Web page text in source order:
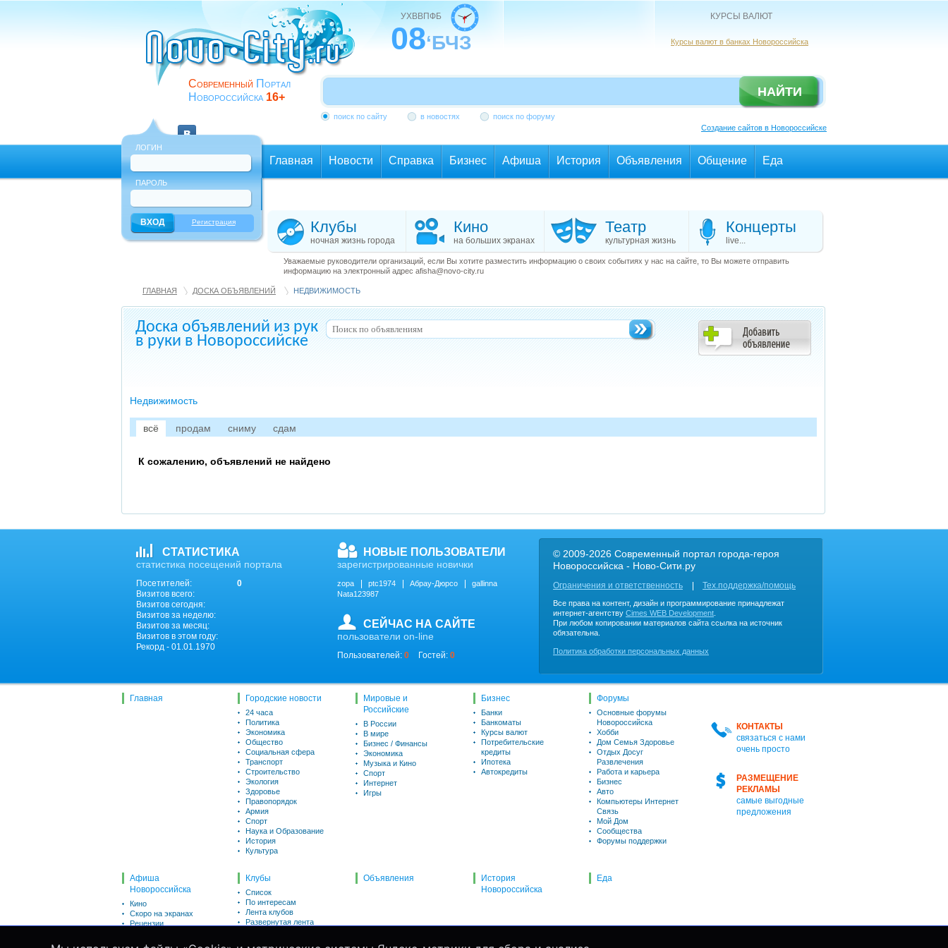
Современный Портал
Новороссийска 16+
УХВВПФБ
08‘БЧЗ
КУРСЫ ВАЛЮТ
Курсы валют в банках Новороссийска
поиск по сайту в новостях
поиск по форуму
Создание сайтов в Новороссийске
ЛОГИН
ПАРОЛЬ
Регистрация
Главная Новости Справка Бизнес Афиша История Объявления Общение Еда
Клубы
ночная жизнь города
Кино
на больших экранах
Театр
культурная жизнь
Концерты
live...
Уважаемые руководители организаций, если Вы хотите разместить информацию о своих событиях у нас на сайте, то Вы можете отправить
информацию на электронный адрес afisha@novo-city.ru
ГЛАВНАЯ ДОСКА ОБЪЯВЛЕНИЙ НЕДВИЖИМОСТЬ
Доска объявлений из рук
в руки в Новороссийске
Недвижимость
всё продам сниму сдам
К сожалению, объявлений не найдено
© 2009-2026 Современный портал города-героя
Новороссийска - Ново-Сити.ру
Ограничения и ответственность Тех.поддержка/помощь
Все права на контент, дизайн и программирование принадлежат
интернет-агентству Cimes WEB Development
При любом копировании материалов сайта ссылка на источник
обязательна.
Политика обработки персональных данных
СТАТИСТИКА
статистика посещений портала
Посетителей:
0
Визитов всего:
Визитов сегодня:
Визитов за неделю:
Визитов за месяц:
Визитов в этом году:
Рекорд - 01.01.1970
НОВЫЕ ПОЛЬЗОВАТЕЛИ
зарегистрированные новички
zopa ptc1974 Абрау-Дюрсо
gallinna
Nata123987
СЕЙЧАС НА САЙТЕ
пользователи on-line
Пользователей: 0 Гостей: 0
КОНТАКТЫ
связаться с нами
очень просто
РАЗМЕЩЕНИЕ
РЕКЛАМЫ
самые выгодные
предложения
Главная Городские новости
24 часа
Политика
Экономика
Общество
Социальная сфера
Транспорт
Строительство
Экология
Здоровье
Правопорядок
Армия
Спорт
Наука и Образование
История
Культура
Мировые и
Российские
В России
В мире
Бизнес / Финансы
Экономика
Музыка и Кино
Спорт
Интернет
Игры
Бизнес
Банки
Банкоматы
Курсы валют
Потребительские
кредиты
Ипотека
Автокредиты
Форумы
Основные форумы
Новороссийска
Хобби
Дом Семья Здоровье
Отдых Досуг
Развлечения
Работа и карьера
Бизнес
Авто
Компьютеры Интернет
Связь
Мой Дом
Сообщества
Форумы поддержки
Афиша
Новороссийска
Кино
Скоро на экранах
Рецензии
Для детей
Клубы
Список
По интересам
Лента клубов
Развернутая лента
Объявления
История
Новороссийска
Еда